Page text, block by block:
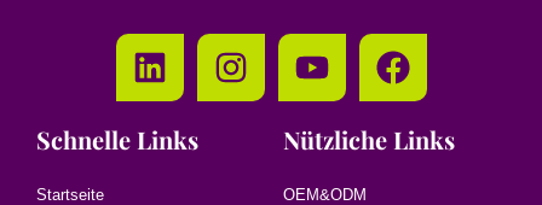
Schnelle Links
Startseite
Nützliche Links
OEM&ODM